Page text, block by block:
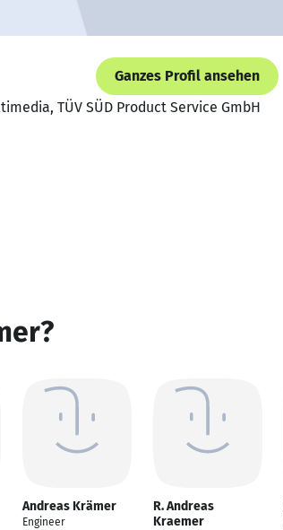
Ganzes Profil ansehen
TÜV SÜD Product Service GmbH
Andreas Krämer
Engineer
R. Andreas
Kraemer